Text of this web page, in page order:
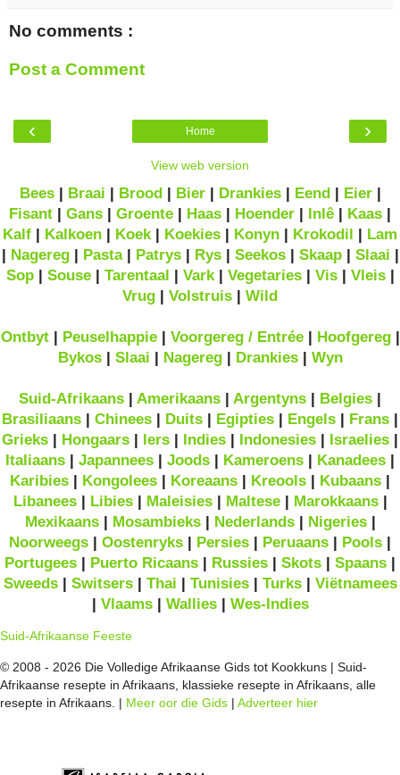
No comments :
Post a Comment
‹ ›
Home
View web version
Bees| Braai | Brood| Bier| Drankies| Eend| Eier|
Fisant | Gans | Groente | Haas | Hoender | Inlê | Kaas |
Kalf | Kalkoen | Koek | Koekies | Konyn | Krokodil | Lam
| Nagereg| Pasta| Patrys| Rys| Seekos| Skaap| Slaai |
Sop| Souse| Tarentaal | Vark| Vegetaries| Vis| Vleis|
Vrug | Volstruis | Wild
Ontbyt| Peuselhappie| Voorgereg / Entrée| Hoofgereg|
Bykos| Slaai | Nagereg| Drankies| Wyn
Suid-Afrikaans | Amerikaans | Argentyns | Belgies |
Brasiliaans | Chinees | Duits | Egipties | Engels | Frans |
Grieks | Hongaars | Iers | Indies | Indonesies | Israelies |
Italiaans | Japannees | Joods | Kameroens | Kanadees |
Karibies | Kongolees | Koreaans | Kreools | Kubaans |
Libanees| Libies| Maleisies| Maltese| Marokkaans|
Mexikaans| Mosambieks| Nederlands| Nigeries|
Noorweegs | Oostenryks | Persies | Peruaans | Pools |
Portugees | Puerto Ricaans | Russies | Skots | Spaans |
Sweeds| Switsers| Thai | Tunisies| Turks| Viëtnamees
| Vlaams| Wallies| Wes-Indies
Suid-Afrikaanse Feeste
© 2008 - 2026 Die Volledige Afrikaanse Gids tot Kookkuns | Suid-
Afrikaanse resepte in Afrikaans, klassieke resepte in Afrikaans, alle
resepte in Afrikaans. | Meer oor die Gids | Adverteer hier